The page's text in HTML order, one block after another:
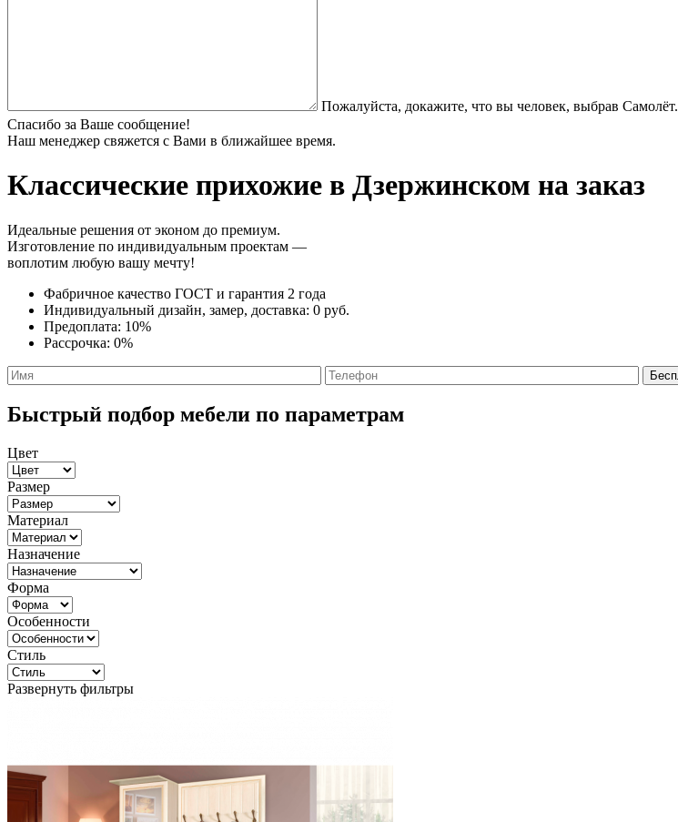
Пожалуйста, докажите, что вы человек, выбрав Самолёт.
Спасибо за Ваше сообщение!
Наш менеджер свяжется с Вами в ближайшее время.
Классические прихожие в Дзержинском на заказ
Идеальные решения от эконом до премиум.
Изготовление по индивидуальным проектам —
воплотим любую вашу мечту!
Фабричное качество ГОСТ и гарантия 2 года
Индивидуальный дизайн, замер, доставка: 0 руб.
Предоплата: 10%
Рассрочка: 0%
Быстрый подбор мебели по параметрам
Цвет
Размер
Материал
Назначение
Форма
Особенности
Стиль
Развернуть фильтры